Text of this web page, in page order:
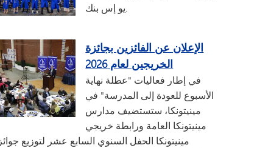
يو إس بنك.
الإعلان عن الفائزين بجائزة
الخريجين لعام 2026
في إطار فعاليات "عطلة نهاية
الأسبوع للعودة إلى المدرسة" في
مينيتونكا، ستستضيف مدارس
مينيتونكا العامة ورابطة خريجي
مينيتونكا الحفل السنوي السابع عشر لتوزيع جوائز